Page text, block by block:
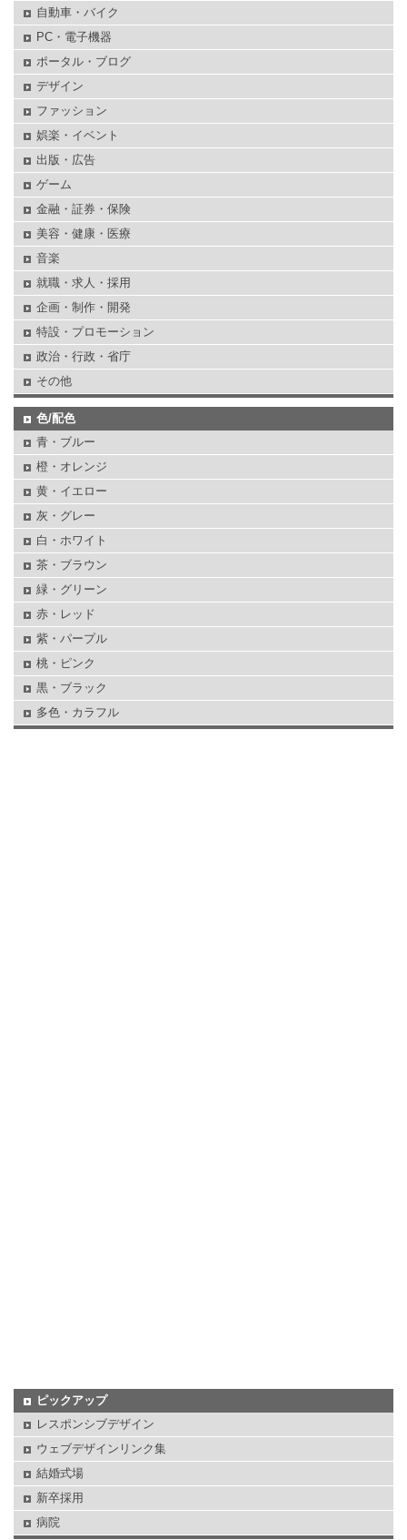
自動車・バイク
PC・電子機器
ポータル・ブログ
デザイン
ファッション
娯楽・イベント
出版・広告
ゲーム
金融・証券・保険
美容・健康・医療
音楽
就職・求人・採用
企画・制作・開発
特設・プロモーション
政治・行政・省庁
その他
色/配色
青・ブルー
橙・オレンジ
黄・イエロー
灰・グレー
白・ホワイト
茶・ブラウン
緑・グリーン
赤・レッド
紫・パープル
桃・ピンク
黒・ブラック
多色・カラフル
ピックアップ
レスポンシブデザイン
ウェブデザインリンク集
結婚式場
新卒採用
病院